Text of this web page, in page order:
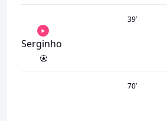
39’
Serginho
70’